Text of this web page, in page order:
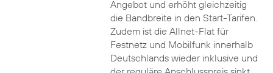
Angebot und erhöht gleichzeitig
die Bandbreite in den Start-Tarifen.
Zudem ist die Allnet-Flat für
Festnetz und Mobilfunk innerhalb
Deutschlands wieder inklusive und